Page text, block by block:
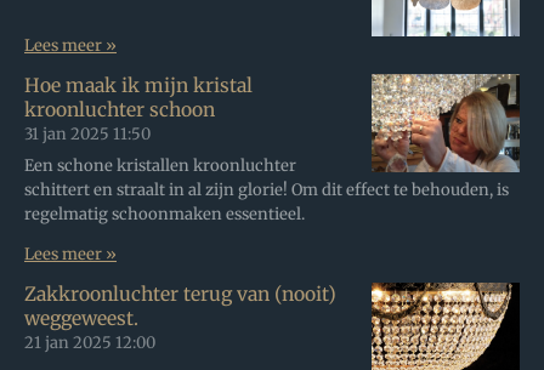
Lees meer »
Hoe maak ik mijn kristal
kroonluchter schoon
31 jan 2025 11:50
Een schone kristallen kroonluchter
schittert en straalt in al zijn glorie! Om dit effect te behouden, is
regelmatig schoonmaken essentieel.
Lees meer »
Zakkroonluchter terug van (nooit)
weggeweest.
21 jan 2025 12:00